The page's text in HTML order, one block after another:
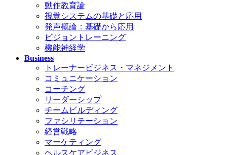
動作教育論
視覚システムの基礎と応用
発声概論：基礎から応用
ビジョントレーニング
機能神経学
Business
トレーナービジネス・マネジメント
コミュニケーション
コーチング
リーダーシップ
チームビルディング
ファシリテーション
経営戦略
マーケティング
ヘルスケアビジネス